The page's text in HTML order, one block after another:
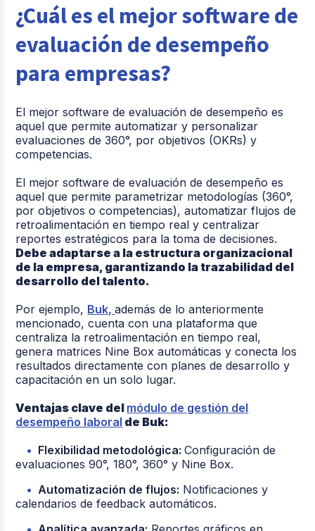
¿Cuál es el mejor software de
evaluación de desempeño
para empresas?
El mejor software de evaluación de desempeño es
aquel que permite automatizar y personalizar
evaluaciones de 360°, por objetivos (OKRs) y
competencias.
El mejor software de evaluación de desempeño es
aquel que permite parametrizar metodologías (360°,
por objetivos o competencias), automatizar flujos de
retroalimentación en tiempo real y centralizar
reportes estratégicos para la toma de decisiones.
Debe adaptarse a la estructura organizacional
de la empresa, garantizando la trazabilidad del
desarrollo del talento.
Por ejemplo, Buk,además de lo anteriormente
mencionado, cuenta con una plataforma que
centraliza la retroalimentación en tiempo real,
genera matrices Nine Box automáticas y conecta los
resultados directamente con planes de desarrollo y
capacitación en un solo lugar.
Ventajas clave del módulo de gestión del
desempeño laboral de Buk:
Flexibilidad metodológica: Configuración de
evaluaciones 90°, 180°, 360° y Nine Box.
Automatización de flujos: Notificaciones y
calendarios de feedback automáticos.